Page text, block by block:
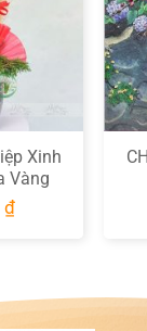
Xinh
Vàng
₫